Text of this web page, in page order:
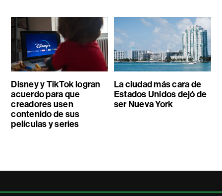
Disney y TikTok logran
acuerdo para que
creadores usen
contenido de sus
películas y series
La ciudad más cara de
Estados Unidos dejó de
ser Nueva York